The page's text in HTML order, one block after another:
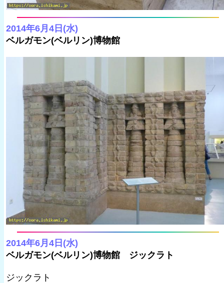
2014年6月4日(水)
ベルガモン(ベルリン)博物館
2014年6月4日(水)
ベルガモン(ベルリン)博物館 ジックラト
ジックラト